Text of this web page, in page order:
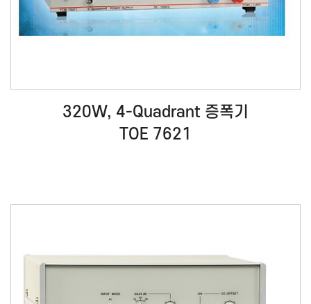
320W, 4-Quadrant 증폭기
TOE 7621